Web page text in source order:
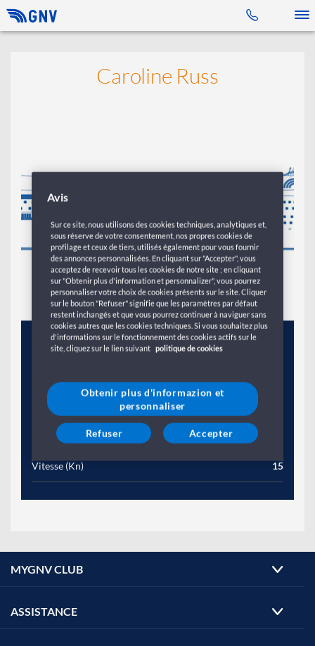
Caroline Russ
Année
Longueur (M)
Largeur (M)
Vitesse (Kn) 15
MYGNV CLUB
ASSISTANCE
Avis
Sur ce site, nous utilisons des cookies techniques, analytiques et,
sous réserve de votre consentement, nos propres cookies de
profilage et ceux de tiers, utilisés également pour vous fournir
des annonces personnalisées. En cliquant sur "Accepter", vous
acceptez de recevoir tous les cookies de notre site ; en cliquant
sur "Obtenir plus d'information et personnalizer", vous pourrez
personnaliser votre choix de cookies présents sur le site. Cliquer
sur le bouton "Refuser" signifie que les paramètres par défaut
restent inchangés et que vous pourrez continuer à naviguer sans
cookies autres que les cookies techniques. Si vous souhaitez plus
d'informations sur le fonctionnement des cookies actifs sur le
site, cliquez sur le lien suivant politique de cookies
Obtenir plus d'informazion et
personnaliser
Refuser Accepter